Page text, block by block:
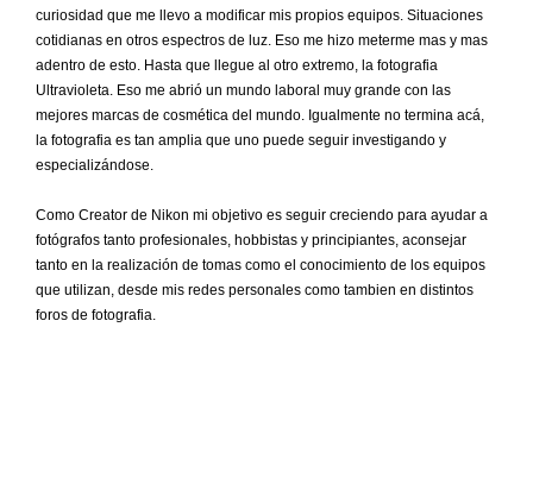
curiosidad que me llevo a modificar mis propios equipos. Situaciones
cotidianas en otros espectros de luz. Eso me hizo meterme mas y mas
adentro de esto. Hasta que llegue al otro extremo, la fotografia
Ultravioleta. Eso me abrió un mundo laboral muy grande con las
mejores marcas de cosmética del mundo. Igualmente no termina acá,
la fotografia es tan amplia que uno puede seguir investigando y
especializándose.
Como Creator de Nikon mi objetivo es seguir creciendo para ayudar a
fotógrafos tanto profesionales, hobbistas y principiantes, aconsejar
tanto en la realización de tomas como el conocimiento de los equipos
que utilizan, desde mis redes personales como tambien en distintos
foros de fotografia.